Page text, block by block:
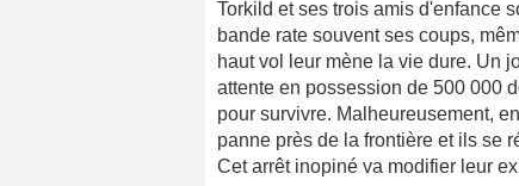
Torkild et ses trois amis d'enfance
bande rate souvent ses coups,
haut vol leur mène la vie dure. Un
attente en possession de 500 000
pour survivre. Malheureusement,
panne près de la frontière et ils se
Cet arrêt inopiné va modifier leur